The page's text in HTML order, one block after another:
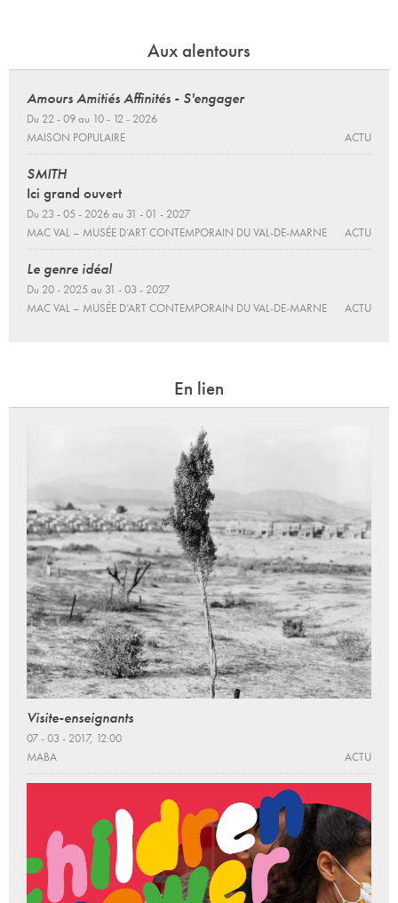
Aux alentours
Amours Amitiés Affinités - S'engager
Du 22 - 09 au 10 - 12 - 2026
MAISON POPULAIRE
ACTU
SMITH
Ici grand ouvert
Du 23 - 05 - 2026 au 31 - 01 - 2027
MAC VAL – MUSÉE D’ART CONTEMPORAIN DU VAL-DE-MARNE
ACTU
Le genre idéal
Du 20 - 2025 au 31 - 03 - 2027
MAC VAL – MUSÉE D’ART CONTEMPORAIN DU VAL-DE-MARNE
ACTU
En lien
Visite-enseignants
07 - 03 - 2017, 12:00
MABA
ACTU